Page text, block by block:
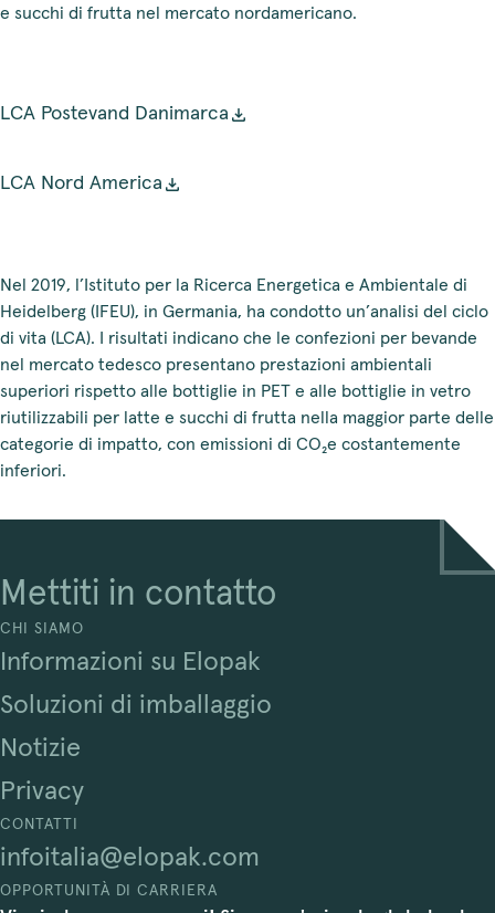
e succhi di frutta nel mercato nordamericano.
LCA Postevand Danimarca
LCA Nord America
Nel 2019, l’Istituto per la Ricerca Energetica e Ambientale di
Heidelberg (IFEU), in Germania, ha condotto un’analisi del ciclo
di vita (LCA). I risultati indicano che le confezioni per bevande
nel mercato tedesco presentano prestazioni ambientali
superiori rispetto alle bottiglie in PET e alle bottiglie in vetro
riutilizzabili per latte e succhi di frutta nella maggior parte delle
categorie di impatto, con emissioni di CO₂e costantemente
inferiori.
Mettiti in contatto
CHI SIAMO
Informazioni su Elopak
Soluzioni di imballaggio
Notizie
Privacy
CONTATTI
infoitalia@elopak.com
OPPORTUNITÀ DI CARRIERA